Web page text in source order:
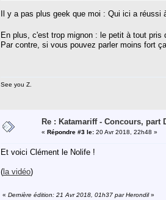
Il y a pas plus geek que moi : Qui ici a
En plus, c'est trop mignon : le petit à tout pris
Par contre, si vous pouvez parler moins fort
See you Z.
Re : Katamariff - Concours, part
« Répondre #3 le: 20 Avr 2018, 22h48 »
Et voici Clément le Nolife !
( la vidéo)
« Dernière édition: 21 Avr 2018, 01h37 par Herondil»